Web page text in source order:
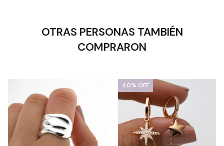
OTRAS PERSONAS TAMBIÉN
COMPRARON
40% OFF